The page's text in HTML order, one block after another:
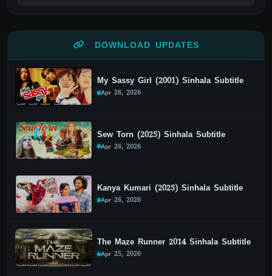
DOWNLOAD UPDATES
My Sassy Girl (2001) Sinhala Subtitle
Apr 26, 2026
Sew Torn (2025) Sinhala Subtitle
Apr 26, 2026
Kanya Kumari (2025) Sinhala Subtitle
Apr 26, 2026
The Maze Runner 2014 Sinhala Subtitle
Apr 25, 2026